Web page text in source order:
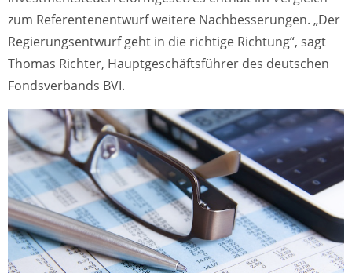
zum Referentenentwurf weitere Nachbesserungen. „Der
Regierungsentwurf geht in die richtige Richtung“, sagt
Thomas Richter, Hauptgeschäftsführer des deutschen
Fondsverbands BVI.